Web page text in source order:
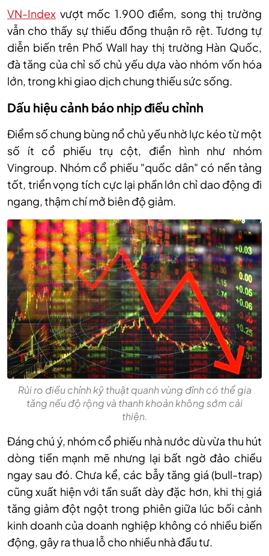
VN-Index vượt mốc 1.900 điểm, song thị trường
vẫn cho thấy sự thiếu đồng thuận rõ rệt. Tương tự
diễn biến trên Phố Wall hay thị trường Hàn Quốc,
đà tăng của chỉ số chủ yếu dựa vào nhóm vốn hóa
lớn, trong khi giao dịch chung thiếu sức sống.
Dấu hiệu cảnh báo nhịp điều chỉnh
Điểm số chung bùng nổ chủ yếu nhờ lực kéo từ một
số ít cổ phiếu trụ cột, điển hình như nhóm
Vingroup. Nhóm cổ phiếu "quốc dân" có nền tảng
tốt, triển vọng tích cực lại phần lớn chỉ dao động đi
ngang, thậm chí mở biên độ giảm.
Rủi ro điều chỉnh kỹ thuật quanh vùng đỉnh có thể gia
tăng nếu độ rộng và thanh khoản không sớm cải
thiện.
Đáng chú ý, nhóm cổ phiếu nhà nước dù vừa thu hút
dòng tiền mạnh mẽ nhưng lại bất ngờ đảo chiều
ngay sau đó. Chưa kể, các bẫy tăng giá (bull-trap)
cũng xuất hiện với tần suất dày đặc hơn, khi thị giá
tăng giảm đột ngột trong phiên giữa lúc bối cảnh
kinh doanh của doanh nghiệp không có nhiều biến
động, gây ra thua lỗ cho nhiều nhà đầu tư.